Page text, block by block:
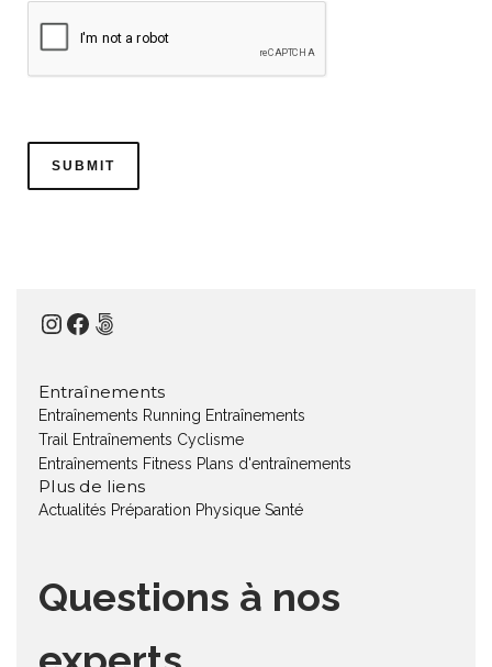
Instagram
Facebook
500px
Entraînements
Entraînements Running Entraînements
Trail
Entraînements Cyclisme
Entraînements Fitness Plans d'entraînements
Plus de liens
Actualités Préparation Physique Santé
Questions à nos